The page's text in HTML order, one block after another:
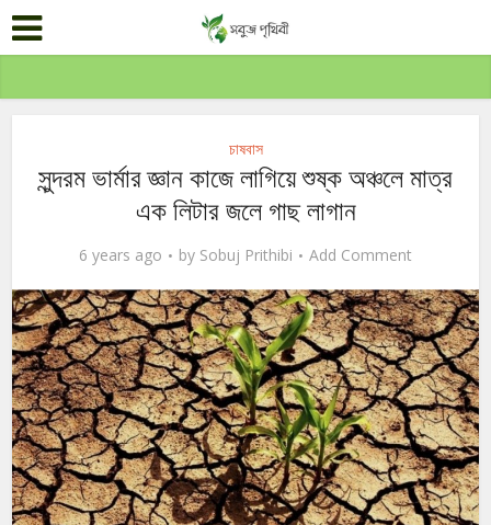
চাষবাস
সুন্দরম ভার্মার জ্ঞান কাজে লাগিয়ে শুষ্ক অঞ্চলে মাত্র
এক লিটার জলে গাছ লাগান
6 years ago by Sobuj Prithibi Add Comment